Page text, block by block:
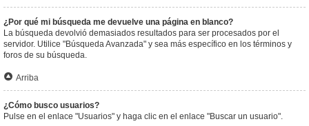
¿Por qué mi búsqueda me devuelve una página en blanco?
La búsqueda devolvió demasiados resultados para ser procesados por el
servidor. Utilice "Búsqueda Avanzada" y sea más específico en los términos y
foros de su búsqueda.
Arriba
¿Cómo busco usuarios?
Pulse en el enlace "Usuarios" y haga clic en el enlace "Buscar un usuario".